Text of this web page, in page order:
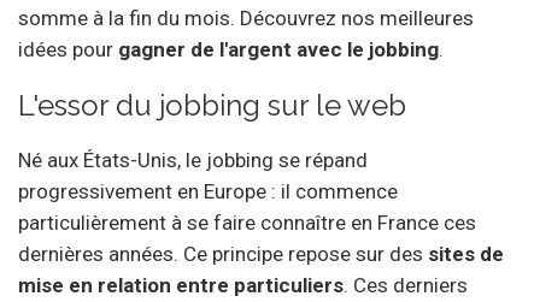
somme à la fin du mois. Découvrez nos meilleures
idées pour gagner de l'argent avec le jobbing.
L'essor du jobbing sur le web
Né aux États-Unis, le jobbing se répand
progressivement en Europe : il commence
particulièrement à se faire connaître en France ces
dernières années. Ce principe repose sur des sites de
mise en relation entre particuliers. Ces derniers